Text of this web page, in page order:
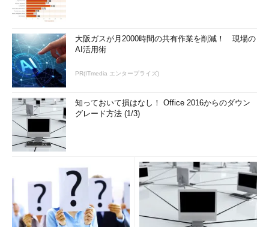
大阪ガスが月2000時間の共有作業を削減！ 現場の
AI活用術
PR(ITmedia エンタープライズ)
知っておいて損はなし！ Office 2016からのダウン
グレード方法 (1/3)